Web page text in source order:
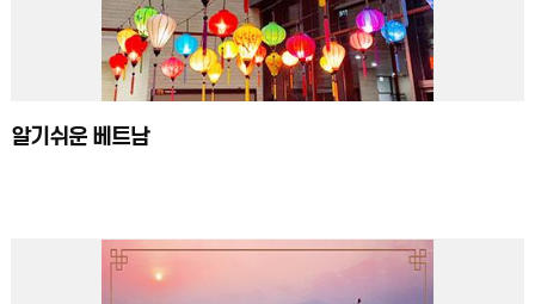
알기쉬운 베트남